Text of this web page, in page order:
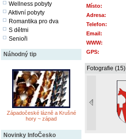
Wellness pobyty
Aktivní pobyty
Romantika pro dva
S dětmi
Senioři
Náhodný tip
Západočeské lázně a Krušné
hory ~ západ
Novinky InfoČesko
Místo:
Adresa:
Telefon:
Email:
WWW:
GPS:
Fotografie (15)